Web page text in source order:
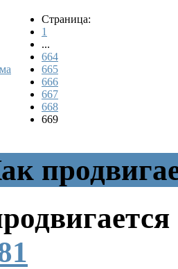
Страница:
1
...
664
665
666
667
668
669